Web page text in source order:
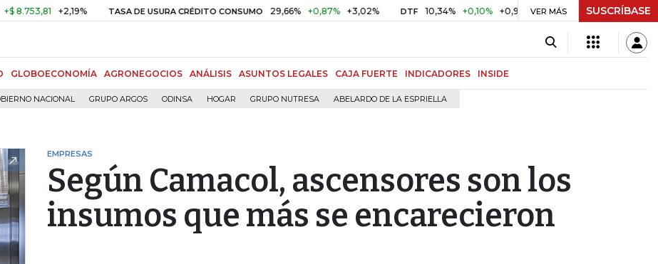
+2,19% TASA DE USURA CRÉDITO CONSUMO 29,66% +0,87% +3,02% DTF 10,34% +0,10% +0,98% UVR $ 416,91 +$ 0,05 +0,01%
VER MÁS SUSCRÍBASE
GLOBOECONOMÍA AGRONEGOCIOS ANÁLISIS ASUNTOS LEGALES CAJA FUERTE INDICADORES INSIDE
NACIONAL GRUPO ARGOS ODINSA HOGAR GRUPO NUTRESA ABELARDO DE LA ESPRIELLA
EMPRESAS
Según Camacol, ascensores son los
insumos que más se encarecieron